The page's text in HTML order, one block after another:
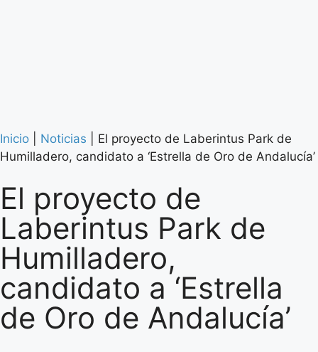
Inicio Noticias
El proyecto de Laberintus Park de
Humilladero, candidato a ‘Estrella de Oro de Andalucía’
El proyecto de
Laberintus Park de
Humilladero,
candidato a ‘Estrella
de Oro de Andalucía’